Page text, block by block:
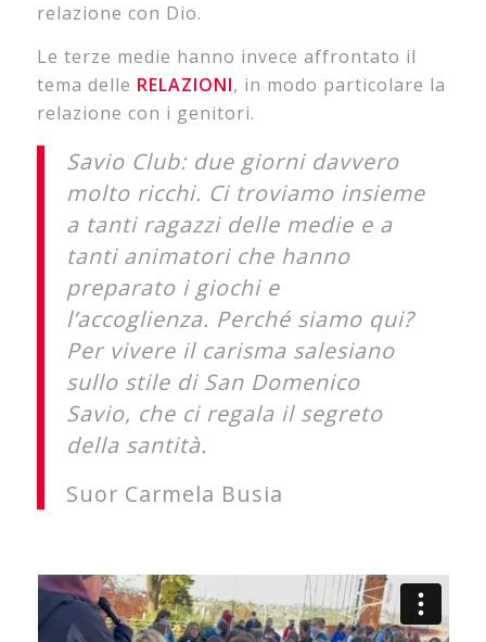
relazione con Dio.
Le terze medie hanno invece affrontato il
tema delle RELAZIONI, in modo particolare la
relazione con i genitori.
Savio Club: due giorni davvero
molto ricchi. Ci troviamo insieme
a tanti ragazzi delle medie e a
tanti animatori che hanno
preparato i giochi e
l’accoglienza. Perché siamo qui?
Per vivere il carisma salesiano
sullo stile di San Domenico
Savio, che ci regala il segreto
della santità.
Suor Carmela Busia